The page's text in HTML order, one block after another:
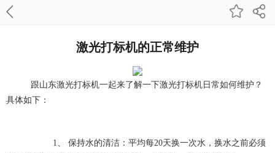
激光打标机的正常维护
跟山东激光打标机一起来了解一下激光打标机日常如何维护？
具体如下：
1、 保持水的清洁：平均每20天换一次水，换水之前必须